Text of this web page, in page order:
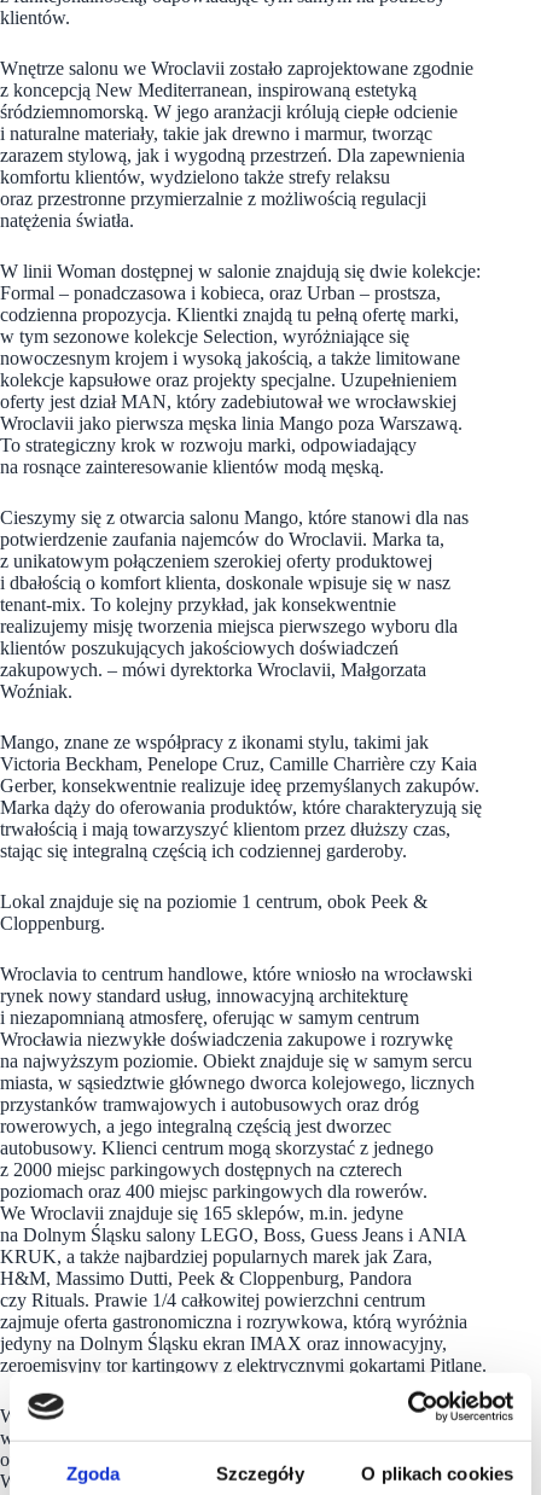
Zgoda Szczegóły O plikach cookies
klientów.
Wnętrze salonu we Wroclavii zostało zaprojektowane zgodnie
z koncepcją New Mediterranean, inspirowaną estetyką
śródziemnomorską. W jego aranżacji królują ciepłe odcienie
i naturalne materiały, takie jak drewno i marmur, tworząc
zarazem stylową, jak i wygodną przestrzeń. Dla zapewnienia
komfortu klientów, wydzielono także strefy relaksu
oraz przestronne przymierzalnie z możliwością regulacji
natężenia światła.
W linii Woman dostępnej w salonie znajdują się dwie kolekcje:
Formal – ponadczasowa i kobieca, oraz Urban – prostsza,
codzienna propozycja. Klientki znajdą tu pełną ofertę marki,
w tym sezonowe kolekcje Selection, wyróżniające się
nowoczesnym krojem i wysoką jakością, a także limitowane
kolekcje kapsułowe oraz projekty specjalne. Uzupełnieniem
oferty jest dział MAN, który zadebiutował we wrocławskiej
Wroclavii jako pierwsza męska linia Mango poza Warszawą.
To strategiczny krok w rozwoju marki, odpowiadający
na rosnące zainteresowanie klientów modą męską.
Cieszymy się z otwarcia salonu Mango, które stanowi dla nas
potwierdzenie zaufania najemców do Wroclavii. Marka ta,
z unikatowym połączeniem szerokiej oferty produktowej
i dbałością o komfort klienta, doskonale wpisuje się w nasz
tenant-mix. To kolejny przykład, jak konsekwentnie
realizujemy misję tworzenia miejsca pierwszego wyboru dla
klientów poszukujących jakościowych doświadczeń
zakupowych. – mówi dyrektorka Wroclavii, Małgorzata
Woźniak.
Mango, znane ze współpracy z ikonami stylu, takimi jak
Victoria Beckham, Penelope Cruz, Camille Charrière czy Kaia
Gerber, konsekwentnie realizuje ideę przemyślanych zakupów.
Marka dąży do oferowania produktów, które charakteryzują się
trwałością i mają towarzyszyć klientom przez dłuższy czas,
stając się integralną częścią ich codziennej garderoby.
Lokal znajduje się na poziomie 1 centrum, obok Peek &
Cloppenburg.
Wroclavia to centrum handlowe, które wniosło na wrocławski
rynek nowy standard usług, innowacyjną architekturę
i niezapomnianą atmosferę, oferując w samym centrum
Wrocławia niezwykłe doświadczenia zakupowe i rozrywkę
na najwyższym poziomie. Obiekt znajduje się w samym sercu
miasta, w sąsiedztwie głównego dworca kolejowego, licznych
przystanków tramwajowych i autobusowych oraz dróg
rowerowych, a jego integralną częścią jest dworzec
autobusowy. Klienci centrum mogą skorzystać z jednego
z 2000 miejsc parkingowych dostępnych na czterech
poziomach oraz 400 miejsc parkingowych dla rowerów.
We Wroclavii znajduje się 165 sklepów, m.in. jedyne
na Dolnym Śląsku salony LEGO, Boss, Guess Jeans i ANIA
KRUK, a także najbardziej popularnych marek jak Zara,
H&M, Massimo Dutti, Peek & Cloppenburg, Pandora
czy Rituals. Prawie 1/4 całkowitej powierzchni centrum
zajmuje oferta gastronomiczna i rozrywkowa, którą wyróżnia
jedyny na Dolnym Śląsku ekran IMAX oraz innowacyjny,
zeroemisyjny tor kartingowy z elektrycznymi gokartami Pitlane.
Wroclavia jest ważnym partnerem dla interesariuszy
we Wrocławiu. Wiele wydarzeń zorganizowanych w obiekcie
otrzymało Honorowy Patronat Prezydenta Wrocławia.
Wroclavia jako pierwsze centrum handlowe we Wrocławiu